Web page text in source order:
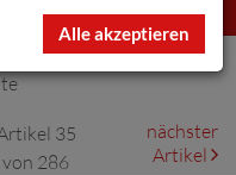
35
von 286
nächster
Artikel
Alle akzeptieren